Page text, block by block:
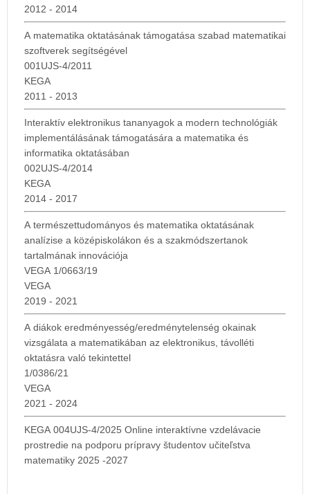
2012 - 2014
A matematika oktatásának támogatása szabad matematikai
szoftverek segítségével
001UJS-4/2011
KEGA
2011 - 2013
Interaktív elektronikus tananyagok a modern technológiák
implementálásának támogatására a matematika és
informatika oktatásában
002UJS-4/2014
KEGA
2014 - 2017
A természettudományos és matematika oktatásának
analízise a középiskolákon és a szakmódszertanok
tartalmának innovációja
VEGA 1/0663/19
VEGA
2019 - 2021
A diákok eredményesség/eredménytelenség okainak
vizsgálata a matematikában az elektronikus, távolléti
oktatásra való tekintettel
1/0386/21
VEGA
2021 - 2024
KEGA 004UJS-4/2025 Online interaktívne vzdelávacie
prostredie na podporu prípravy študentov učiteľstva
matematiky 2025 -2027